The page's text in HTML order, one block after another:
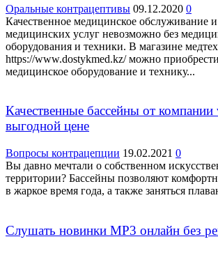
Оральные контрацептивы 09.12.2020 0
Качественное медицинское обслуживание и
медицинских услуг невозможно без
оборудования и техники. В магазине
https://www.dostykmed.kz/ можно
медицинское оборудование и технику...
Качественные бассейны от компании
выгодной цене
Вопросы контрацепции 19.02.2021 0
Вы давно мечтали о собственном
территории? Бассейны позволяют
в жаркое время года, а также заняться
Слушать новинки МР3 онлайн без